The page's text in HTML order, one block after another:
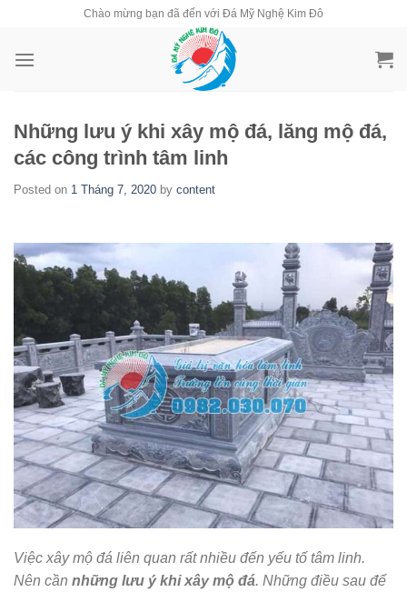
content
Chào mừng bạn đã đến với Đá Mỹ Nghệ Kim Đô
Những lưu ý khi xây mộ đá, lăng mộ đá,
các công trình tâm linh
Posted on 1 Tháng 7, 2020 by content
Việc xây mộ đá liên quan rất nhiều đến yếu tố tâm linh.
Nên cần những lưu ý khi xây mộ đá. Những điều sau để